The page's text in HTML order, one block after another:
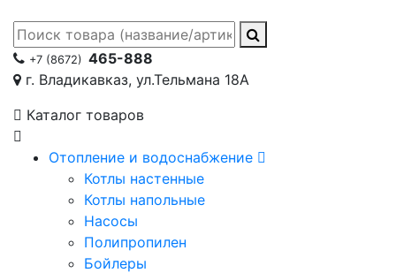
+7 (8672) 465-888
г. Владикавказ, ул.Тельмана 18А
Каталог товаров
Отопление и водоснабжение
Котлы настенные
Котлы напольные
Насосы
Полипропилен
Бойлеры